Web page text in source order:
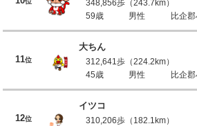
348,856歩（243.7km）
59歳
男性 比企
11位
大ちん
312,641歩（224.2km）
45歳
男性 比企
12位
イツコ
310,206歩（182.1km）